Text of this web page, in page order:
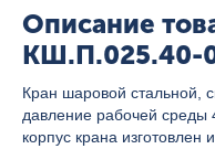
Описание
КШ.П.025.40-
Кран шаровой стальной,
давление рабочей среды
корпус крана